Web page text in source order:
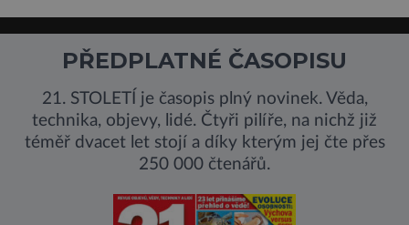
PŘEDPLATNÉ ČASOPISU
21. STOLETÍ je časopis plný novinek. Věda,
technika, objevy, lidé. Čtyři pilíře, na nichž již
téměř dvacet let stojí a díky kterým jej čte přes
250 000 čtenářů.